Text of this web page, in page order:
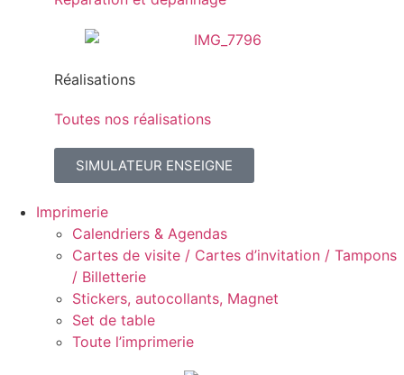
Réalisations
Toutes nos réalisations
SIMULATEUR ENSEIGNE
Imprimerie
Calendriers & Agendas
Cartes de visite / Cartes d’invitation / Tampons
/ Billetterie
Stickers, autocollants, Magnet
Set de table
Toute l’imprimerie